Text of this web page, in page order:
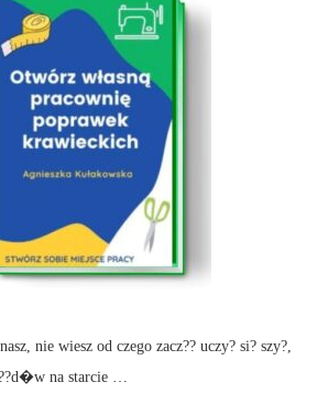
nie wiesz od czego zacz?? uczy? si? szy?,
na starcie …